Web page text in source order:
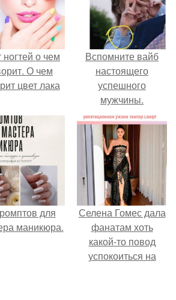
ногтей о чем
О чем
цвет лака
Вспомните вайб
настоящего
успешного
мужчины.
для
маникюра.
Селена Гомес дала
фанатам хоть
какой-то повод
успокоиться на